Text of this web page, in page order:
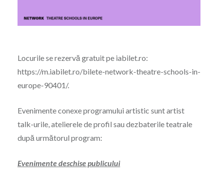
Locurile se rezervă gratuit pe iabilet.ro:
https://m.iabilet.ro/bilete-network-theatre-schools-in-
europe-90401/.
Evenimente conexe programului artistic sunt artist
talk-urile, atelierele de profil sau dezbaterile teatrale
după următorul program:
Evenimente deschise publicului